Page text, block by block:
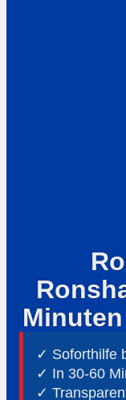
✓ Soforthilfe
✓ In 30-60
✓